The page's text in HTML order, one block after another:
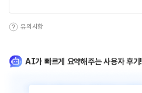
유의사항
AI가 빠르게 요약해주는 사용자 후기!